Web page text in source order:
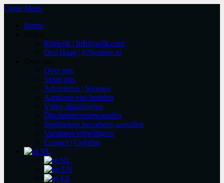
Close Menu
Home
Rijswijk | InRijswijk.com
Den Haag | 070online.nl
Over ons
Steun ons
Adverteren | Sponsor
Aankoop van beelden
Video digitaliseren
Disclaimer/voorwaarden
Statistieken bezoekers aantallen
Vacatures vrijwilligers
Contact | Colofon
NL
NL
EN
ES